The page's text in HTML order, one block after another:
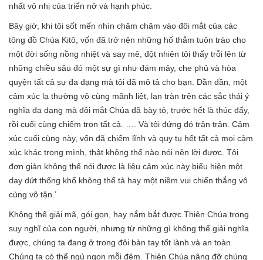
nhất vô nhị của triển nở và hạnh phúc.
Bây giờ, khi tôi sốt mến nhìn chăm chăm vào đôi mắt của các
tông đồ Chúa Kitô, vốn đã trở nên những hố thẳm tuôn trào cho
một đời sống nồng nhiệt và say mê, đột nhiên tôi thấy trỗi lên từ
những chiều sâu đó một sự gì như đám mây, che phủ và hòa
quyện tất cả sự đa dạng mà tôi đã mô tả cho bạn. Dần dần, một
cảm xúc lạ thường vô cùng mãnh liệt, lan tràn trên các sắc thái ý
nghĩa đa dạng mà đôi mắt Chúa đã bày tỏ, trước hết là thúc đẩy,
rồi cuối cùng chiếm trọn tất cả. …. Và tôi đứng đó trân trân. Cảm
xúc cuối cùng này, vốn đã chiếm lĩnh và quy tụ hết tất cả mọi cảm
xúc khác trong mình, thật không thể nào nói nên lời được. Tôi
đơn giản không thể nói được là liệu cảm xúc này biểu hiện một
day dứt thống khổ không thể tả hay một niềm vui chiến thắng vô
cùng vô tận.’
Không thể giải mã, gói gọn, hay nắm bắt được Thiên Chúa trong
suy nghĩ của con người, nhưng từ những gì không thể giải nghĩa
được, chúng ta đang ở trong đôi bàn tay tốt lành và an toàn.
Chúng ta có thể ngủ ngon mỗi đêm. Thiên Chúa nâng đỡ chúng